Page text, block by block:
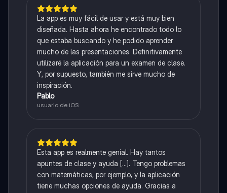
La app es muy fácil de usar y está muy bien
diseñada. Hasta ahora he encontrado todo lo
que estaba buscando y he podido aprender
mucho de las presentaciones. Definitivamente
utilizaré la aplicación para un examen de clase.
Y, por supuesto, también me sirve mucho de
inspiración.
Pablo
usuario de iOS
Esta app es realmente genial. Hay tantos
apuntes de clase y ayuda [...]. Tengo problemas
con matemáticas, por ejemplo, y la aplicación
tiene muchas opciones de ayuda. Gracias a